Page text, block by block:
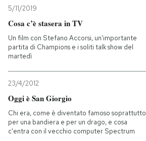
5/11/2019
Cosa c’è stasera in TV
Un film con Stefano Accorsi, un'importante
partita di Champions e i soliti talk show del
martedì
23/4/2012
Oggi è San Giorgio
Chi era, come è diventato famoso soprattutto
per una bandiera e per un drago, e cosa
c'entra con il vecchio computer Spectrum